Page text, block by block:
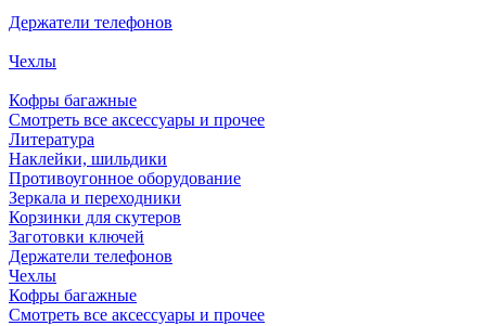
Держатели телефонов
Чехлы
Кофры багажные
Смотреть все аксессуары и прочее
Литература
Наклейки, шильдики
Противоугонное оборудование
Зеркала и переходники
Корзинки для скутеров
Заготовки ключей
Держатели телефонов
Чехлы
Кофры багажные
Смотреть все аксессуары и прочее